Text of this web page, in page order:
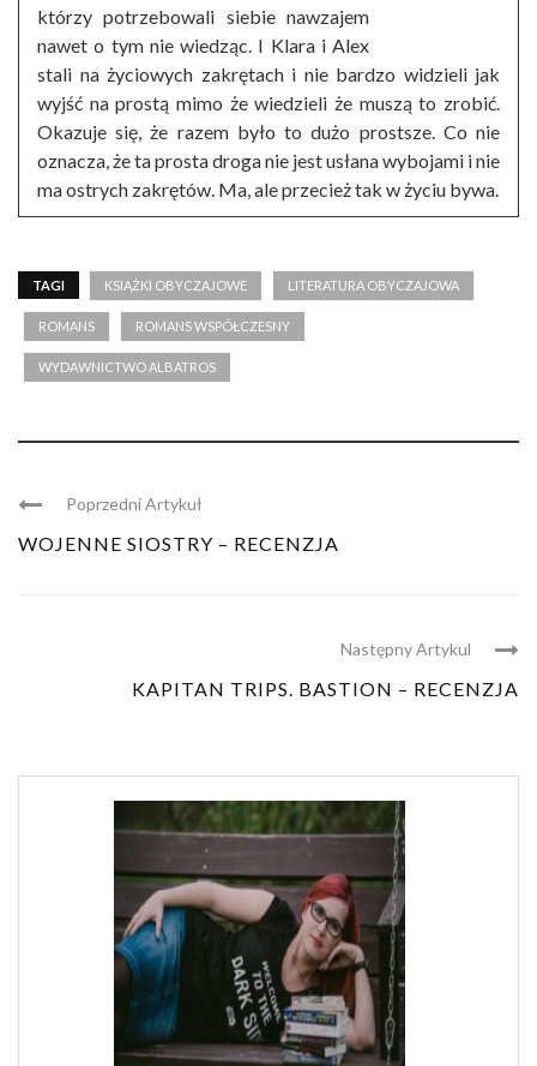
którzy potrzebowali siebie nawzajem
nawet o tym nie wiedząc. I Klara i Alex
stali na życiowych zakrętach i nie bardzo widzieli jak
wyjść na prostą mimo że wiedzieli że muszą to zrobić.
Okazuje się, że razem było to dużo prostsze. Co nie
oznacza, że ta prosta droga nie jest usłana wybojami i nie
ma ostrych zakrętów. Ma, ale przecież tak w życiu bywa.
TAGI KSIĄŻKI OBYCZAJOWE LITERATURA OBYCZAJOWA
ROMANS ROMANS WSPÓŁCZESNY
WYDAWNICTWO ALBATROS
Poprzedni Artykuł
WOJENNE SIOSTRY – RECENZJA
Następny Artykul
KAPITAN TRIPS. BASTION – RECENZJA